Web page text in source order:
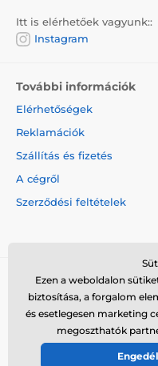
Itt is elérhetőek vagyunk::
Instagram
További információk
Elérhetőségek
Reklamációk
Szállítás és fizetés
A cégről
Szerződési feltételek
© 2026 www.elektro-
Ezen a weboldalon
biztosítása, a forgalom
és esetlegesen marketing
megoszthatók